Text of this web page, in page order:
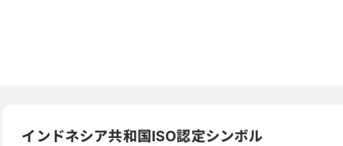
インドネシア共和国ISO認定シンボル